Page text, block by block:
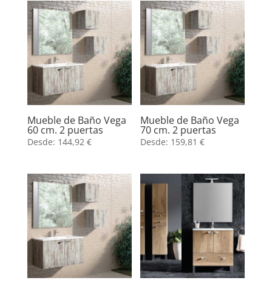
Mueble de Baño Vega
60 cm. 2 puertas
Desde: 144,92 €
Mueble de Baño Vega
70 cm. 2 puertas
Desde: 159,81€